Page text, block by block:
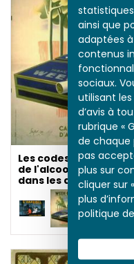
ainsi que
adaptées
contenus
sociaux.
utilisant
d’avis à
rubrique «
de chaque
pas
plus sur
cliquer sur
plus
politique
Les codes
de l'alcool et du
dans les années 1930